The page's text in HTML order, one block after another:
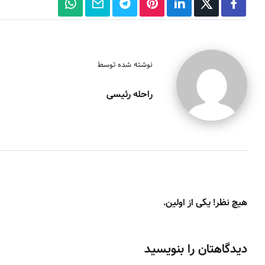
نوشته شده توسط
راحله رئیسی
هیچ نظر! یکی از اولین.
دیدگاهتان را بنویسید